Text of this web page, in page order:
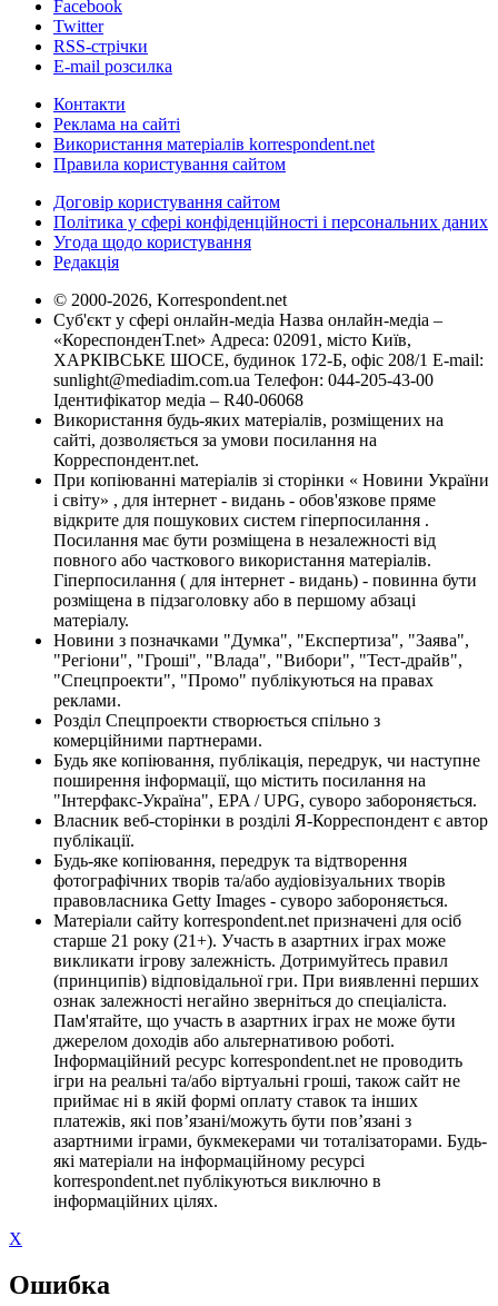
Facebook
Twitter
RSS-стрічки
E-mail розсилка
Контакти
Реклама на сайті
Використання матеріалів korrespondent.net
Правила користування сайтом
Договір користування сайтом
Політика у сфері конфіденційності і персональних даних
Угода щодо користування
Редакція
© 2000-2026, Korrespondent.net
Суб'єкт у сфері онлайн-медіа Назва онлайн-медіа –
«КореспонденТ.net» Адреса: 02091, місто Київ,
ХАРКІВСЬКЕ ШОСЕ, будинок 172-Б, офіс 208/1 E-mail:
sunlight@mediadim.com.ua Телефон: 044-205-43-00
Ідентифікатор медіа – R40-06068
Використання будь-яких матеріалів, розміщених на
сайті, дозволяється за умови посилання на
Корреспондент.net.
При копіюванні матеріалів зі сторінки « Новини України
і світу» , для інтернет - видань - обов'язкове пряме
відкрите для пошукових систем гіперпосилання .
Посилання має бути розміщена в незалежності від
повного або часткового використання матеріалів.
Гіперпосилання ( для інтернет - видань) - повинна бути
розміщена в підзаголовку або в першому абзаці
матеріалу.
Новини з позначками "Думка", "Експертиза", "Заява",
"Регіони", "Гроші", "Влада", "Вибори", "Тест-драйв",
"Спецпроекти", "Промо" публікуються на правах
реклами.
Розділ Спецпроекти створюється спільно з
комерційними партнерами.
Будь яке копіювання, публікація, передрук, чи наступне
поширення інформації, що містить посилання на
"Інтерфакс-Україна", EPA / UPG, суворо забороняється.
Власник веб-сторінки в розділі Я-Корреспондент є автор
публікації.
Будь-яке копіювання, передрук та відтворення
фотографічних творів та/або аудіовізуальних творів
правовласника Getty Images - суворо забороняється.
Матеріали сайту korrespondent.net призначені для осіб
старше 21 року (21+). Участь в азартних іграх може
викликати ігрову залежність. Дотримуйтесь правил
(принципів) відповідальної гри. При виявленні перших
ознак залежності негайно зверніться до спеціаліста.
Пам'ятайте, що участь в азартних іграх не може бути
джерелом доходів або альтернативою роботі.
Інформаційний ресурс korrespondent.net не проводить
ігри на реальні та/або віртуальні гроші, також сайт не
приймає ні в якій формі оплату ставок та інших
платежів, які пов’язані/можуть бути пов’язані з
азартними іграми, букмекерами чи тоталізаторами. Будь-
які матеріали на інформаційному ресурсі
korrespondent.net публікуються виключно в
інформаційних цілях.
X
Ошибка